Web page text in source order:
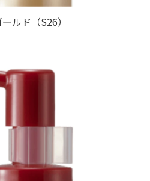
ルド（S26）